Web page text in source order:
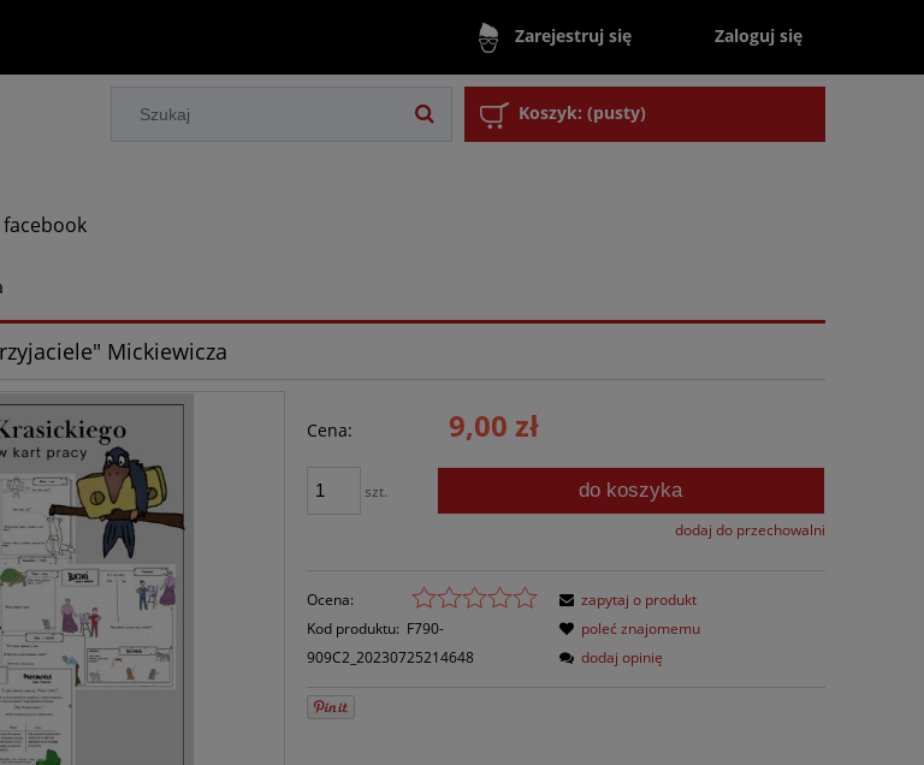
Zarejestruj się Zaloguj się
Koszyk: (pusty)
facebook
Mickiewicza
Cena: 9,00 zł
szt. do koszyka
dodaj do przechowalni
Ocena:
Kod produktu: F790-
909C2_20230725214648
zapytaj o produkt
poleć znajomemu
dodaj opinię